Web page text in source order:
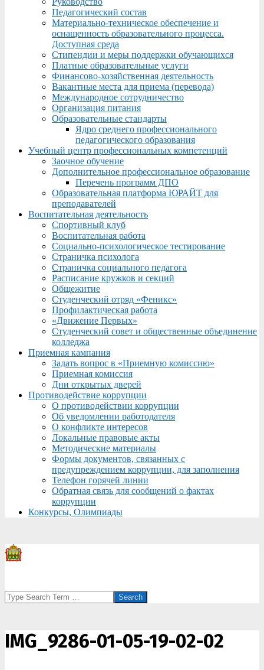
Педагогический состав
Материально-техническое обеспечение и
оснащенность образовательного процесса.
Доступная среда
Стипендии и меры поддержки обучающихся
Платные образовательные услуги
Финансово-хозяйственная деятельность
Вакантные места для приема (перевода)
Международное сотрудничество
Организация питания
Образовательные стандарты
Ядро среднего профессионального
педагогического образования
Учебный центр профессиональных компетенций
Заочное обучение
Дополнительное профессиональное образование
Перечень программ ДПО
Образовательная платформа ЮРАЙТ для
преподавателей
Воспитательная деятельность
Спортивный клуб
Воспитательная работа
Социально-психологическое тестирование
Страничка психолога
Страничка социального педагога
Расписание кружков и секций
Общежитие
Студенческий отряд «Феникс»
Профилактическая работа
«Движение Первых»
Студенческий совет и общественные объединение
колледжа
Приемная кампания
Задать вопрос в «Приемную комиссию»
Приемная комиссия
Дни открытых дверей
Противодействие коррупции
О противодействии коррупции
Об уведомлении работодателя
О конфликте интересов
Локальные правовые акты
Методические материалы
Формы документов, связанных с
предупреждением коррупции, для заполнения
Телефон горячей линии
Обратная связь для сообщений о фактах
коррупции
Конкурсы, Олимпиады
Search
IMG_9286-01-05-19-02-02